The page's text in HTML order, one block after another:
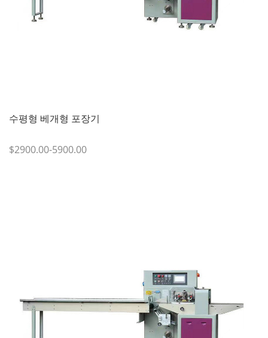
수평형 베개형 포장기
$2900.00-5900.00